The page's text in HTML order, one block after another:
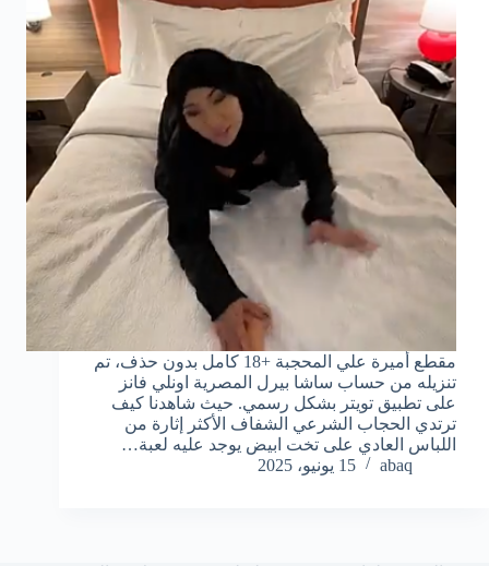
مقطع أميرة علي المحجبة +18 كامل بدون حذف، تم
تنزيله من حساب ساشا بيرل المصرية اونلي فانز
على تطبيق تويتر بشكل رسمي. حيث شاهدنا كيف
ترتدي الحجاب الشرعي الشفاف الأكثر إثارة من
اللباس العادي على تخت ابيض يوجد عليه لعبة…
abaq
15 يونيو، 2025